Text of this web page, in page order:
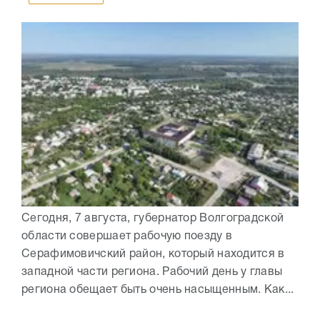
Сегодня, 7 августа, губернатор Волгоградской
области совершает рабочую поезду в
Серафимовичский район, который находится в
западной части региона. Рабочий день у главы
региона обещает быть очень насыщенным. Как...